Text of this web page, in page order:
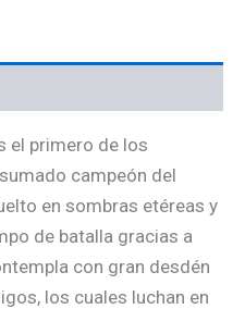
el primero de los
campeón del
en sombras etéreas y
de batalla gracias a
con gran desdén
los cuales luchan en